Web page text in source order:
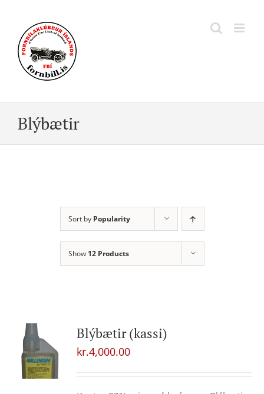
content
Blýbætir
Sort by Popularity
Show 12 Products
Blýbætir (kassi)
kr.4,000.00